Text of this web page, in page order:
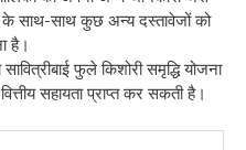
के साथ-साथ कुछ अन्य दस्तावेजों को
है।
फुले किशोरी समृद्धि योजना
सहायता प्राप्त कर सकती है।